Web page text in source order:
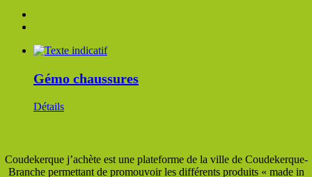
Gémo chaussures
Détails
Coudekerque j’achète est une plateforme de la ville de Coudekerque-
Branche permettant de promouvoir les différents produits « made in